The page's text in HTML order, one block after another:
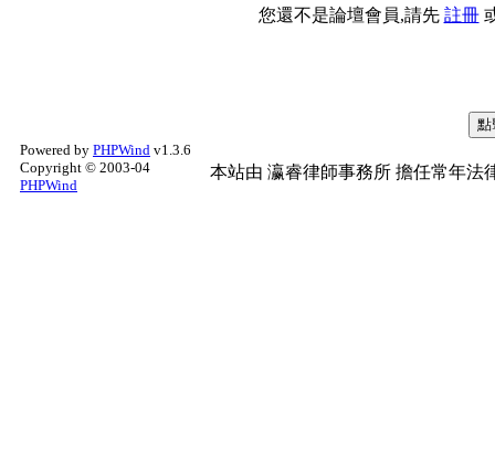
您還不是論壇會員,請先 註冊
Powered by PHPWind v1.3.6
Copyright © 2003-04
PHPWind
本站由 瀛睿律師事務所 擔任常年法